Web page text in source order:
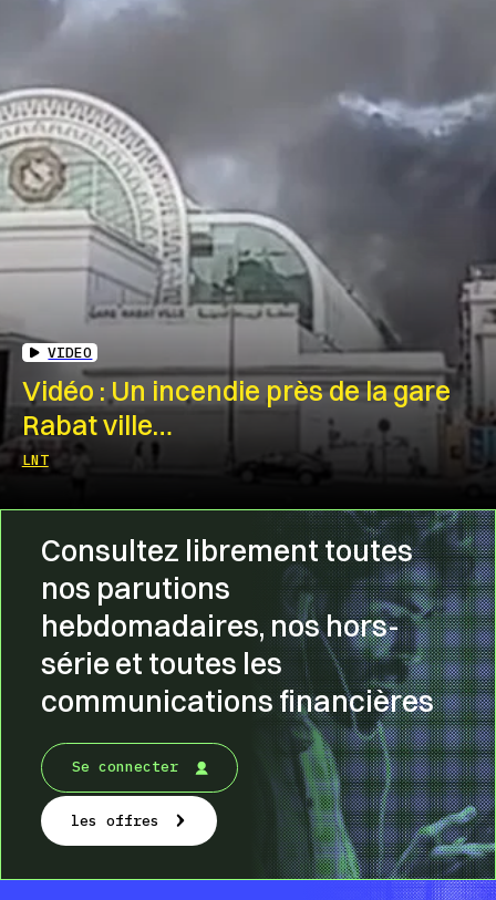
VIDEO
Vidéo : Un incendie près de la gare
Rabat ville…
LNT
Consultez librement toutes
nos parutions
hebdomadaires, nos hors-
série et toutes les
communications financières
Se connecter
les offres